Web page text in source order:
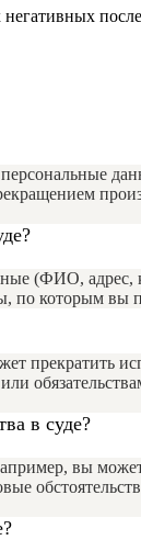
(ФИО,
которым вы
прекратить
в суде?
вы